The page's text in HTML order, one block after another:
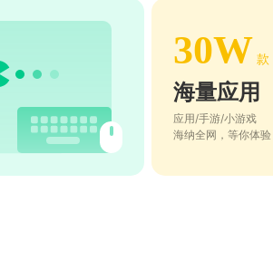
30W 款
海量应用
应用/手游/小游戏
海纳全网，等你体验